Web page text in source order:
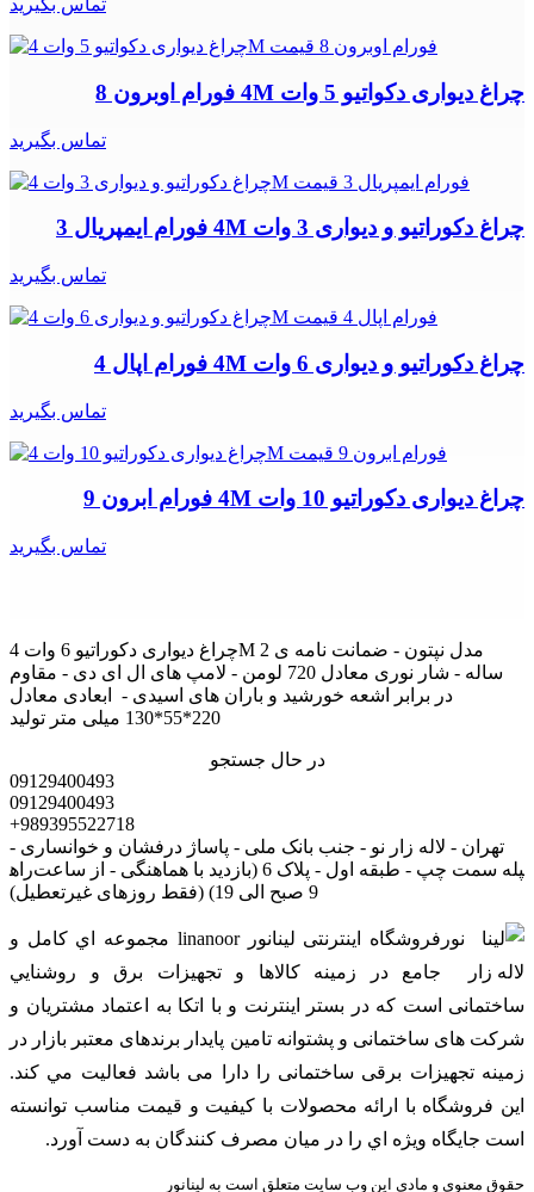
تماس بگیرید
چراغ دیواری دکواتیو 5 وات 4M فورام اوبرون 8
تماس بگیرید
چراغ دکوراتیو و دیواری 3 وات 4M فورام ایمپریال 3
تماس بگیرید
چراغ دکوراتیو و دیواری 6 وات 4M فورام اپال 4
تماس بگیرید
چراغ دیواری دکوراتیو 10 وات 4M فورام ابرون 9
تماس بگیرید
چراغ دیواری دکوراتیو 6 وات 4M مدل نپتون - ضمانت نامه ی 2
ساله - شار نوری معادل 720 لومن - لامپ های ال ای دی - مقاوم
در برابر اشعه خورشید و باران های اسیدی - ابعادی معادل
220*55*130 میلی متر تولید
در حال جستجو
09129400493
09129400493
+989395522718
تهران - لاله زار نو - جنب بانک ملی - پاساژ درفشان و خوانساری -
راه‎پله سمت چپ - طبقه اول - پلاک 6 (بازدید با هماهنگی - از ساعت
9 صبح الی 19) (فقط روزهای غیرتعطیل)
فروشگاه اینترنتی لینانور linanoor مجموعه اي کامل و
جامع در زمينه کالاها و تجهيزات برق و روشنايي
ساختمانی است که در بستر اينترنت و با اتکا به اعتماد مشتریان و
شرکت های ساختمانی و پشتوانه تامین پایدار برندهای معتبر بازار در
زمینه تجهیزات برقی ساختمانی را دارا می باشد فعالیت مي کند.
اين فروشگاه با ارائه محصولات با کيفيت و قيمت مناسب توانسته
است جايگاه ويژه اي را در ميان مصرف کنندگان به دست آورد.
حقوق معنوی و مادی این وب سایت متعلق است به لینانور